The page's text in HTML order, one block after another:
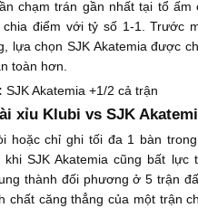
chạm trán gần nhất tại tổ ấm
điểm với tỷ số 1-1. Trước
lựa chọn SJK Akatemia được
toàn hơn.
SJK Akatemia +1/2 cả trận
xỉu Klubi vs SJK
hoặc chỉ ghi tối đa 1 bàn
SJK Akatemia cũng bất lực
thành đối phương ở 5 trận
chất căng thẳng của một trận